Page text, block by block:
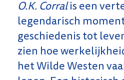
O.K. Corralis een
legendarisch
geschiedenis tot
zien hoe
het Wilde Westen